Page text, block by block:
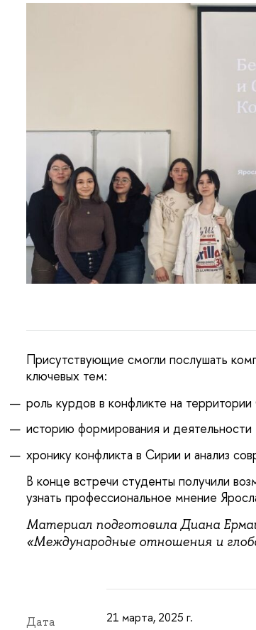
Присутствующие смогли послушать
ключевых тем:
роль курдов в конфликте на
историю формирования и
хронику конфликта в Сирии и анализ
В конце встречи студенты получили
узнать профессиональное мнение
Материал подготовила Диана
«Международные отношения и
Дата 21 марта, 2025 г.